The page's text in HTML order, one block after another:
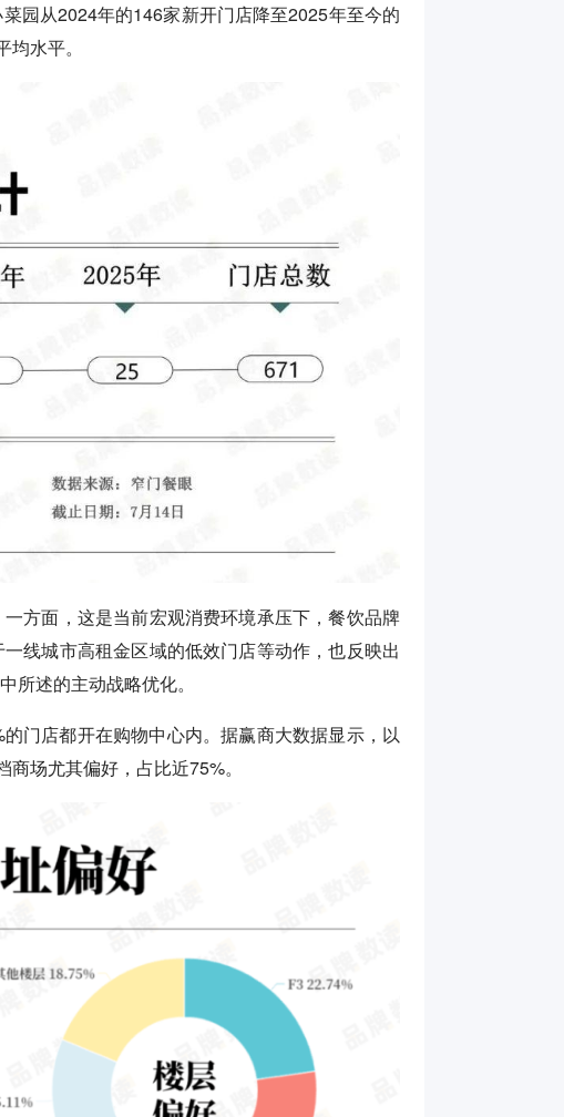
园从2024年的146家新开门店降至2025年至今的
水平。
方面，这是当前宏观消费环境承压下，餐饮品牌
线城市高租金区域的低效门店等动作，也反映出
所述的主动战略优化。
门店都开在购物中心内。据赢商大数据显示，以
场尤其偏好，占比近75%。